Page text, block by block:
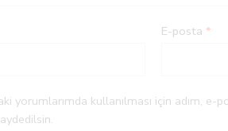
E-posta *
yorumlarımda kullanılması için adım,